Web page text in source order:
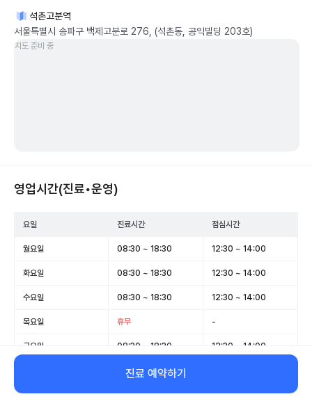
석촌고분역
서울특별시 송파구 백제고분로 276, (석촌동, 공익빌딩 203호)
지도 준비 중
영업시간(진료•운영)
요일 진료시간 점심시간
월요일 08:30 ~ 18:30 12:30 ~ 14:00
화요일 08:30 ~ 18:30 12:30 ~ 14:00
수요일 08:30 ~ 18:30 12:30 ~ 14:00
목요일 휴무 -
금요일 08:30 ~ 18:30 12:30 ~ 14:00
08:30 ~ 13:00
일요일 휴무 -
진료 예약하기